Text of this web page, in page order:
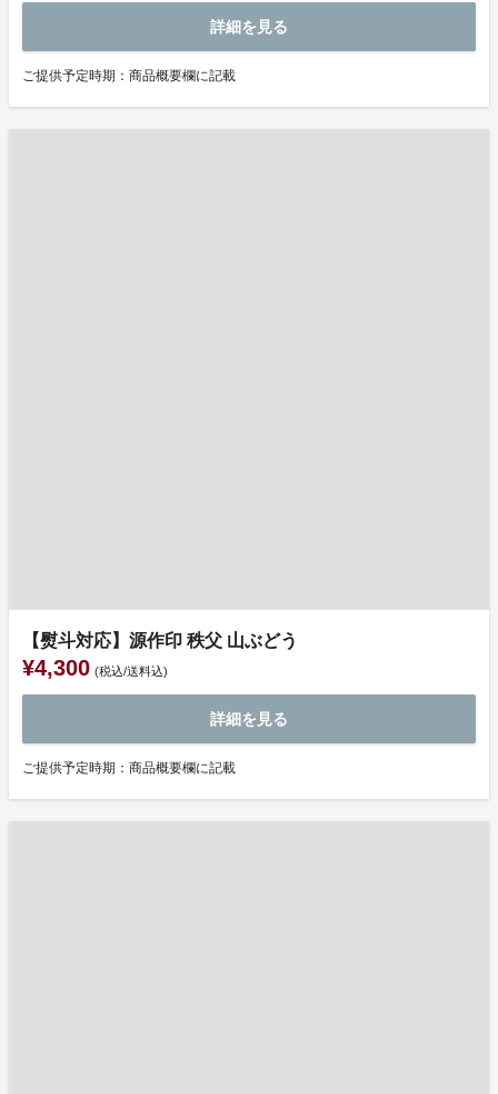
詳細を見る
ご提供予定時期：商品概要欄に記載
【熨斗対応】源作印 秩父 山ぶどう
¥4,300 (税込/送料込)
詳細を見る
ご提供予定時期：商品概要欄に記載